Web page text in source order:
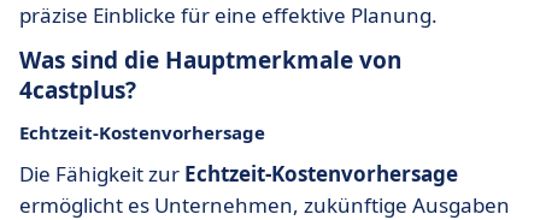
präzise Einblicke für eine effektive Planung.
Was sind die Hauptmerkmale von
4castplus?
Echtzeit-Kostenvorhersage
Die Fähigkeit zur Echtzeit-Kostenvorhersage
ermöglicht es Unternehmen, zukünftige Ausgaben